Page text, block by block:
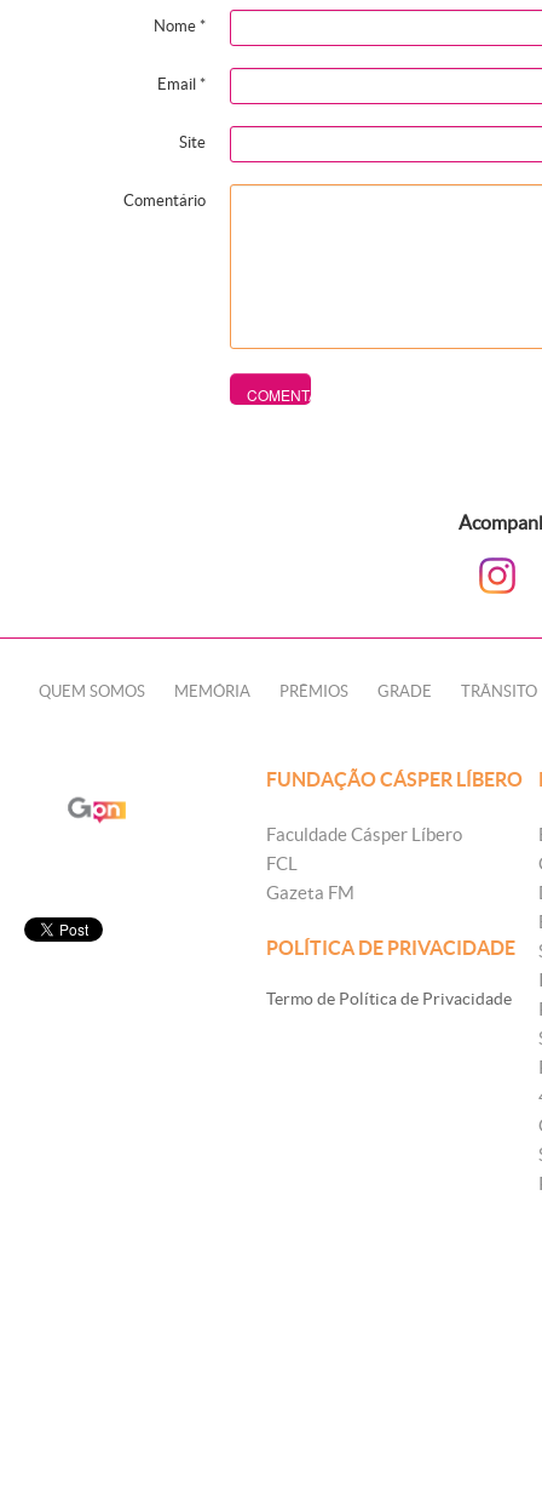
Nome *
Email *
Site
Comentário
QUEM SOMOS MEMÓRIA PRÊMIOS GRADE TRÂNSITO
FUNDAÇÃO CÁSPER LÍBERO
Faculdade Cásper Líbero
FCL
Gazeta FM
POLÍTICA DE PRIVACIDADE
Termo de Política de Privacidade